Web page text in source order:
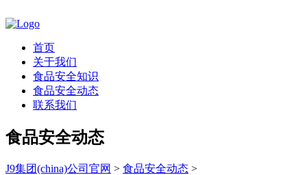
首页
关于我们
食品安全知识
食品安全动态
联系我们
食品安全动态
J9集团(china)公司官网 > 食品安全动态 >